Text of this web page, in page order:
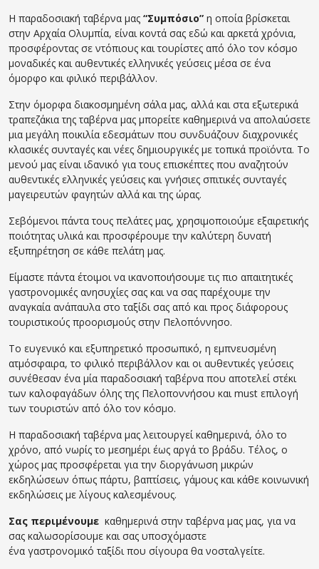
Η παραδοσιακή ταβέρνα μας “Συμπόσιο” η οποία βρίσκεται
στην Αρχαία Ολυμπία, είναι κοντά σας εδώ και αρκετά χρόνια,
προσφέροντας σε ντόπιους και τουρίστες από όλο τον κόσμο
μοναδικές και αυθεντικές ελληνικές γεύσεις μέσα σε ένα
όμορφο και φιλικό περιβάλλον.
Στην όμορφα διακοσμημένη σάλα μας, αλλά και στα εξωτερικά
τραπεζάκια της ταβέρνα μας μπορείτε καθημερινά να απολαύσετε
μια μεγάλη ποικιλία εδεσμάτων που συνδυάζουν διαχρονικές
κλασικές συνταγές και νέες δημιουργικές με τοπικά προϊόντα. Το
μενού μας είναι ιδανικό για τους επισκέπτες που αναζητούν
αυθεντικές ελληνικές γεύσεις και γνήσιες σπιτικές συνταγές
μαγειρευτών φαγητών αλλά και της ώρας.
Σεβόμενοι πάντα τους πελάτες μας, χρησιμοποιούμε εξαιρετικής
ποιότητας υλικά και προσφέρουμε την καλύτερη δυνατή
εξυπηρέτηση σε κάθε πελάτη μας.
Είμαστε πάντα έτοιμοι να ικανοποιήσουμε τις πιο απαιτητικές
γαστρονομικές ανησυχίες σας και να σας παρέχουμε την
αναγκαία ανάπαυλα στο ταξίδι σας από και προς διάφορους
τουριστικούς προορισμούς στην Πελοπόννησο.
Το ευγενικό και εξυπηρετικό προσωπικό, η εμπνευσμένη
ατμόσφαιρα, το φιλικό περιβάλλον και οι αυθεντικές γεύσεις
συνέθεσαν ένα μία παραδοσιακή ταβέρνα που αποτελεί στέκι
των καλοφαγάδων όλης της Πελοποννήσου και must επιλογή
των τουριστών από όλο τον κόσμο.
Η παραδοσιακή ταβέρνα μας λειτουργεί καθημερινά, όλο το
χρόνο, από νωρίς το μεσημέρι έως αργά το βράδυ. Τέλος, ο
χώρος μας προσφέρεται για την διοργάνωση μικρών
εκδηλώσεων όπως πάρτυ, βαπτίσεις, γάμους και κάθε κοινωνική
εκδηλώσεις με λίγους καλεσμένους.
Σας περιμένουμε καθημερινά στην ταβέρνα μας μας, για να
σας καλωσορίσουμε και σας υποσχόμαστε
ένα γαστρονομικό ταξίδι που σίγουρα θα νοσταλγείτε.